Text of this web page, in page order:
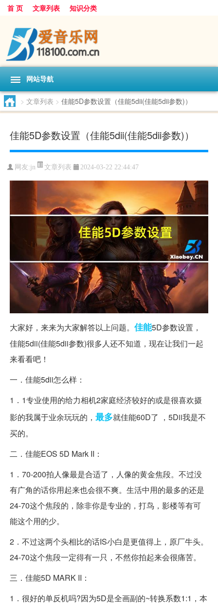
首 页 文章列表 知识分类
网站导航
> 文章列表 > 佳能5D参数设置（佳能5dii(佳能5dii参数)）
佳能5D参数设置（佳能5dii(佳能5dii参数)）
网友:jn 文章列表 2024-03-22 22:44:47
大家好，来来为大家解答以上问题。 佳能5D参数设置，
佳能5dii(佳能5dii参数)很多人还不知道，现在让我们一起
来看看吧！
一．佳能5dii怎么样：
1．1专业使用的给力相机2家庭经济较好的或是很喜欢摄
影的我属于业余玩玩的， 最多就佳能60D了 ，5Dii我是不
买的。
二．佳能EOS 5D Mark II：
1．70-200拍人像最是合适了，人像的黄金焦段。不过没
有广角的话你用起来也会很不爽。生活中用的最多的还是
24-70这个焦段的，除非你是专业的，打鸟，影楼等有可
能这个用的少。
2．不过这两个头相比的话IS小白是更值得上，原厂牛头。
24-70这个焦段一定得有一只，不然你拍起来会很痛苦。
三．佳能5D MARK II：
1．很好的单反机吗?因为5D是全画副的~转换系数1:1，本